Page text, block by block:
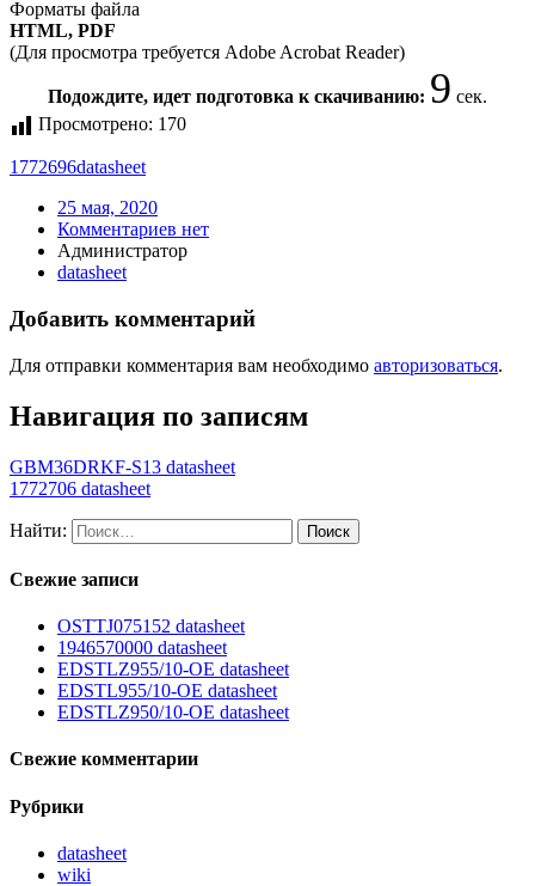
Форматы файла
HTML, PDF
(Для просмотра требуется Adobe Acrobat Reader)
Подождите, идет подготовка к скачиванию: 9 сек.
Просмотрено: 170
1772696datasheet
25 мая, 2020
Комментариев нет
Администратор
datasheet
Добавить комментарий
Для отправки комментария вам необходимо авторизоваться.
Навигация по записям
GBM36DRKF-S13 datasheet
1772706 datasheet
Найти:
Свежие записи
OSTTJ075152 datasheet
1946570000 datasheet
EDSTLZ955/10-OE datasheet
EDSTL955/10-OE datasheet
EDSTLZ950/10-OE datasheet
Свежие комментарии
Рубрики
datasheet
wiki